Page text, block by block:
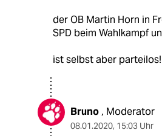
der OB Martin Horn in
SPD beim Wahlkampf
ist selbst aber
Bruno , Moderator
08.01.2020, 15:03 Uhr